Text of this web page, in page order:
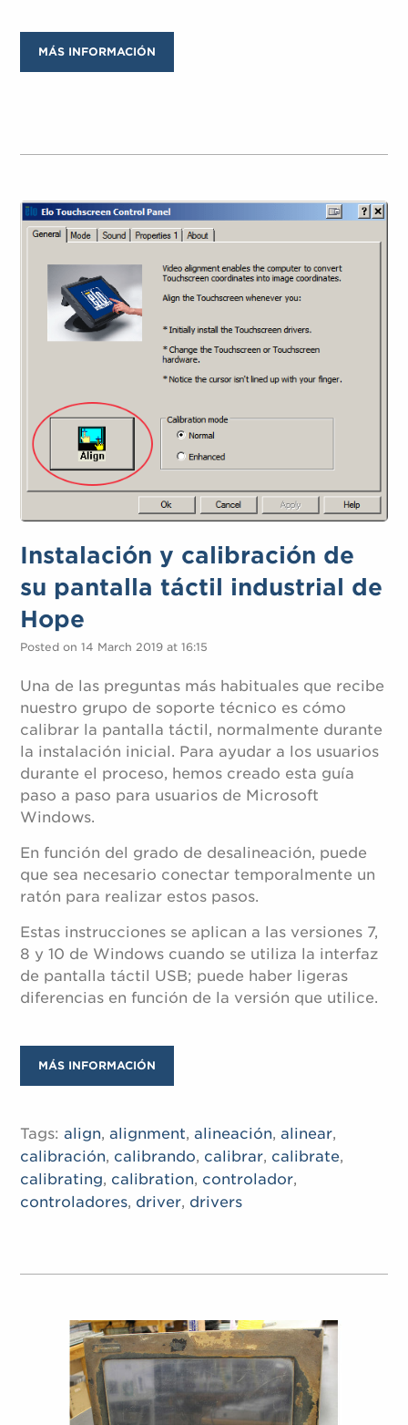
MÁS INFORMACIÓN
Instalación y calibración de
su pantalla táctil industrial de
Hope
Posted on 14 March 2019 at 16:15
Una de las preguntas más habituales que recibe
nuestro grupo de soporte técnico es cómo
calibrar la pantalla táctil, normalmente durante
la instalación inicial. Para ayudar a los usuarios
durante el proceso, hemos creado esta guía
paso a paso para usuarios de Microsoft
Windows.
En función del grado de desalineación, puede
que sea necesario conectar temporalmente un
ratón para realizar estos pasos.
Estas instrucciones se aplican a las versiones 7,
8 y 10 de Windows cuando se utiliza la interfaz
de pantalla táctil USB; puede haber ligeras
diferencias en función de la versión que utilice.
MÁS INFORMACIÓN
Tags:align,alignment,alineación,alinear,
calibración, calibrando, calibrar, calibrate,
calibrating, calibration, controlador,
controladores, driver, drivers